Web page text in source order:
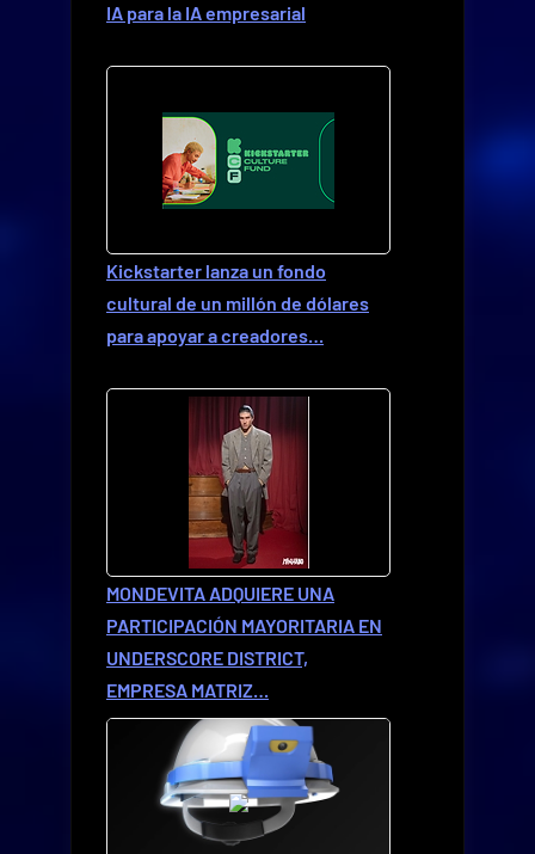
IA para la IA empresarial
Kickstarter lanza un fondo
cultural de un millón de dólares
para apoyar a creadores…
MONDEVITA ADQUIERE UNA
PARTICIPACIÓN MAYORITARIA EN
UNDERSCORE DISTRICT,
EMPRESA MATRIZ…